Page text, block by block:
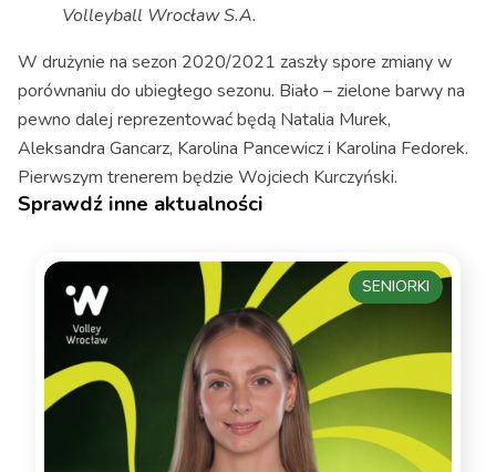
Volleyball Wrocław S.A.
W drużynie na sezon 2020/2021 zaszły spore zmiany w
porównaniu do ubiegłego sezonu. Biało – zielone barwy na
pewno dalej reprezentować będą Natalia Murek,
Aleksandra Gancarz, Karolina Pancewicz i Karolina Fedorek.
Pierwszym trenerem będzie Wojciech Kurczyński.
Sprawdź inne aktualności
SENIORKI